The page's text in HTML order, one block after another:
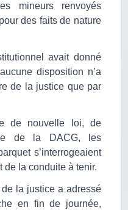
mineurs renvoyés
des faits de nature
avait donné
disposition n’a
de la justice que par
de nouvelle loi, de
de la DACG, les
s’interrogeaient
de la conduite à tenir.
de la justice a adressé
en fin de journée,